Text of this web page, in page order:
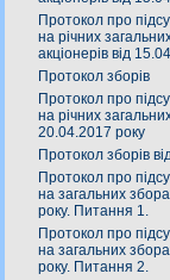
Протокол про
на річних
акціонерів від
Протокол зборів
Протокол про
на річних
20.04.2017 року
Протокол зборів
Протокол про
на загальних
року. Питання 1.
Протокол про
на загальних
року. Питання 2.